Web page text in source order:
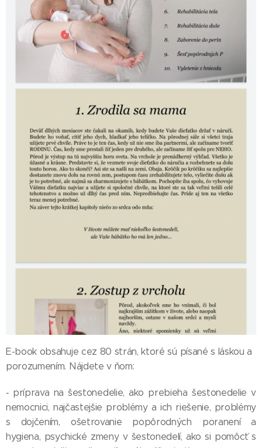
E-book obsahuje cez 80 strán, ktoré sú písané s láskou a
porozumením. Nájdete v ňom:
‑ príprava na šestonedelie, ako prebieha šestonedelie v
nemocnici, najčastejšie problémy a ich riešenie, problémy
s dojčením, ošetrovanie popôrodných poranení a
hygiena, psychické zmeny v šestonedelí, ako si pomôcť s